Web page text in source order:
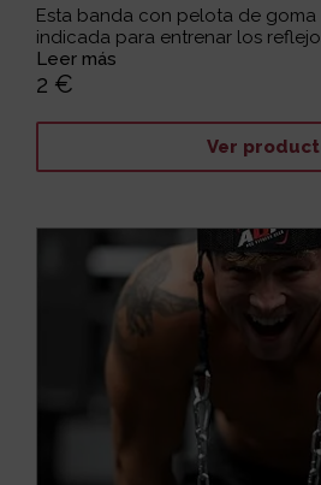
Esta banda con pelota de
indicada para entrenar los
Leer más
2 €
Ver